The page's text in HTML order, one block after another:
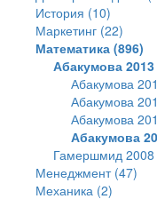
История (10)
Маркетинг (22)
Математика (896)
Абакумова
Абакумова
Абакумова
Абакумова
Абакумова
Гамершмид
Менеджмент (47)
Механика (2)